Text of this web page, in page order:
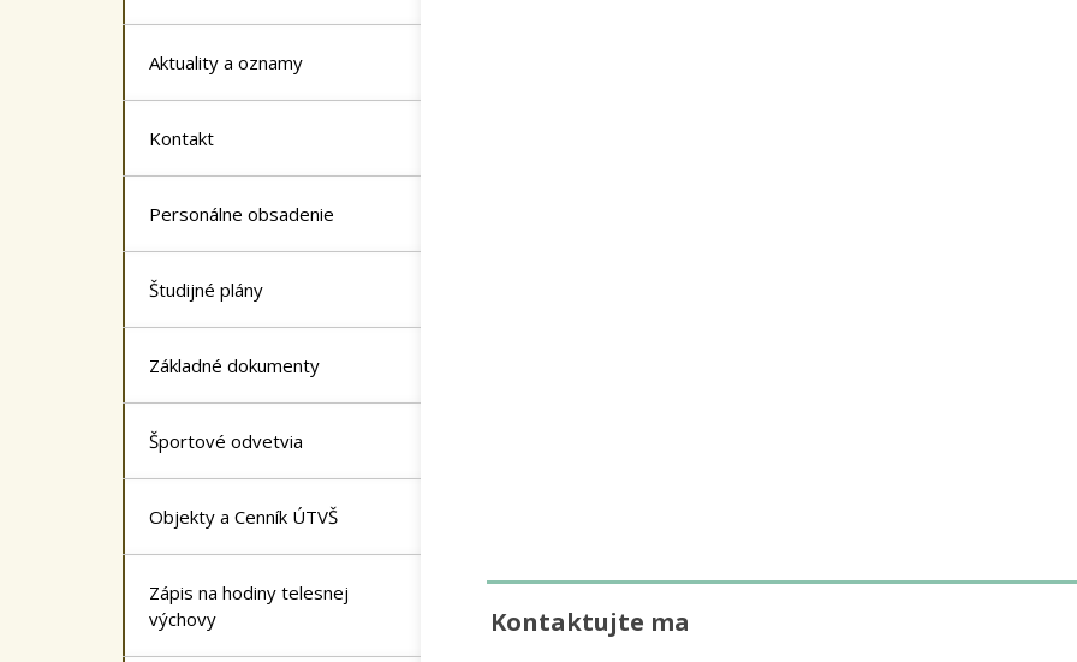
Aktuality a oznamy
Kontakt
Personálne obsadenie
Študijné plány
Základné dokumenty
Športové odvetvia
Objekty a Cenník ÚTVŠ
Zápis na hodiny telesnej
výchovy
Kontaktujte ma